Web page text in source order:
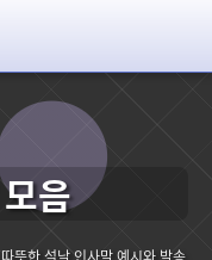
음